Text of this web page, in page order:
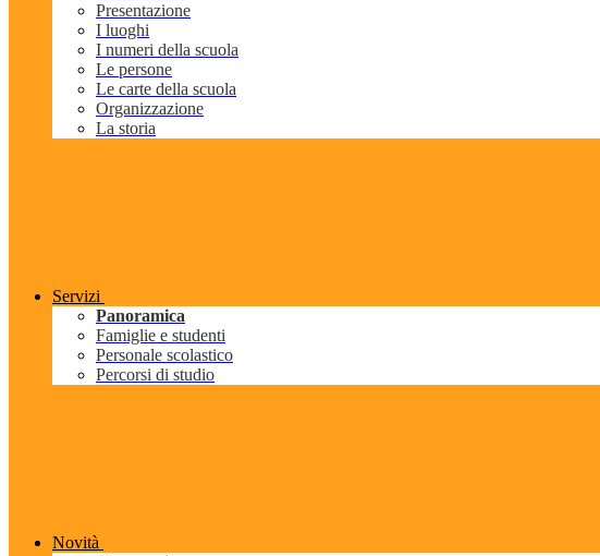
Presentazione
I luoghi
I numeri della scuola
Le persone
Le carte della scuola
Organizzazione
La storia
Servizi
Panoramica
Famiglie e studenti
Personale scolastico
Percorsi di studio
Novità